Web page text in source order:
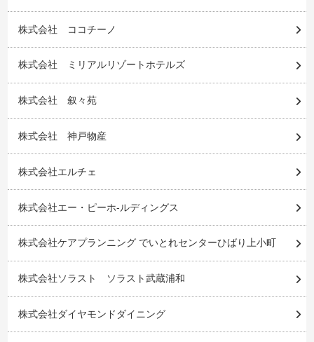
株式会社 ココチーノ
株式会社 ミリアルリゾートホテルズ
株式会社 叙々苑
株式会社 神戸物産
株式会社エルチェ
株式会社エー・ピーホ-ルディングス
株式会社ケアプランニング でいとれセンターひばり上小町
株式会社ソラスト ソラスト武蔵浦和
株式会社ダイヤモンドダイニング